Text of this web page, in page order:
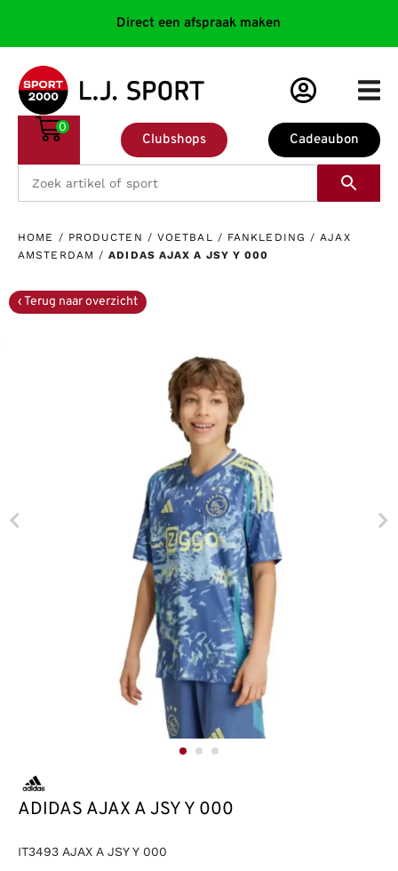
Direct een afspraak maken
Cadeaubon
Clubshops
0
HOME / PRODUCTEN / VOETBAL / FANKLEDING /AJAX
AMSTERDAM /ADIDAS AJAX A JSY Y 000
ADIDAS AJAX A JSY Y 000
IT3493 AJAX A JSY Y 000